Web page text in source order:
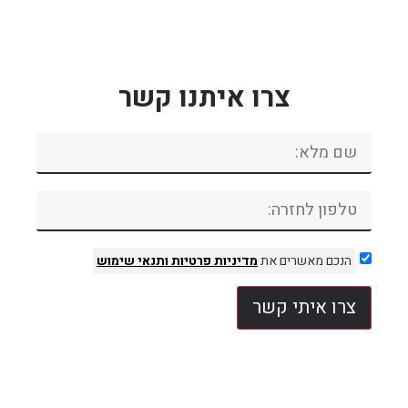
צרו איתנו קשר
הנכם מאשרים אתמדיניות פרטיותותנאי שימוש
צרו איתי קשר